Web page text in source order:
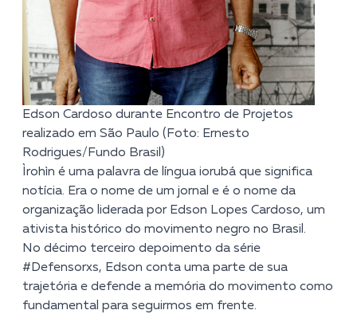
Edson Cardoso durante Encontro de Projetos
realizado em São Paulo (Foto: Ernesto
Rodrigues/Fundo Brasil)
Ìrohìn é uma palavra de língua iorubá que significa
notícia. Era o nome de um jornal e é o nome da
organização liderada por Edson Lopes Cardoso, um
ativista histórico do movimento negro no Brasil.
No décimo terceiro depoimento da série
#Defensorxs, Edson conta uma parte de sua
trajetória e defende a memória do movimento como
fundamental para seguirmos em frente.